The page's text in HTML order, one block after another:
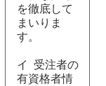
を徹底して
まいりま
す。
イ 受注者の
有資格者情